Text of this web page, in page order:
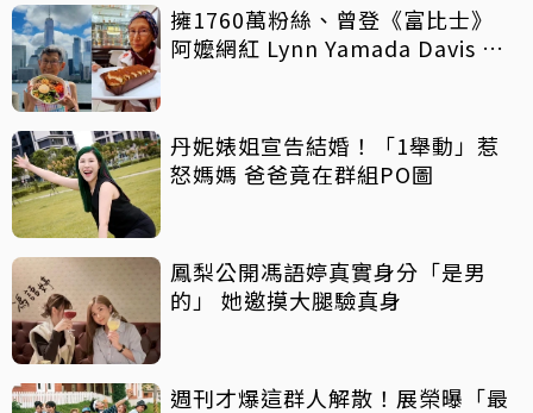
擁1760萬粉絲、曾登《富比士》
阿嬤網紅 Lynn Yamada Davis 驚
丹妮婊姐宣告結婚！「1舉動」惹
怒媽媽 爸爸竟在群組PO圖
鳳梨公開馮語婷真實身分「是男
的」 她邀摸大腿驗真身
週刊才爆這群人解散！展榮曝「最